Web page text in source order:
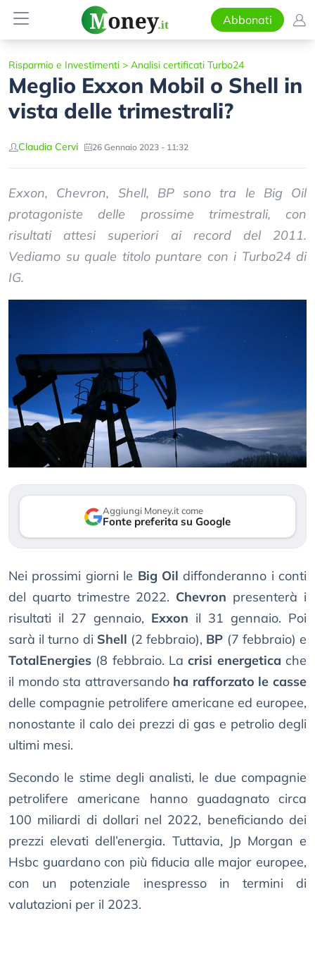
Abbonati
Risparmio e Investimenti > Analisi certificati Turbo24
Meglio Exxon Mobil o Shell in
vista delle trimestrali?
Claudia Cervi 26 Gennaio 2023 - 11:32
Exxon, Chevron, Shell, BP sono tra le Big Oil
protagoniste delle prossime trimestrali, con
risultati attesi superiori ai record del 2011.
Vediamo su quale titolo puntare con i Turbo24 di
IG.
Aggiungi Money.it come
Fonte preferita su Google
Nei prossimi giorni le Big Oil diffonderanno i conti
del quarto trimestre 2022. Chevron presenterà i
risultati il 27 gennaio, Exxon il 31 gennaio. Poi
sarà il turno di Shell (2 febbraio), BP (7 febbraio) e
TotalEnergies (8 febbraio. Lacrisi energetica che
il mondo sta attraversandoha rafforzato le casse
delle compagnie petrolifere americane ed europee,
nonostante il calo dei prezzi di gas e petrolio degli
ultimi mesi.
Secondo le stime degli analisti, le due compagnie
petrolifere americane hanno guadagnato circa
100 miliardi di dollari nel 2022, beneficiando dei
prezzi elevati dell’energia. Tuttavia, Jp Morgan e
Hsbc guardano con più fiducia alle major europee,
con un potenziale inespresso in termini di
valutazioni per il 2023.